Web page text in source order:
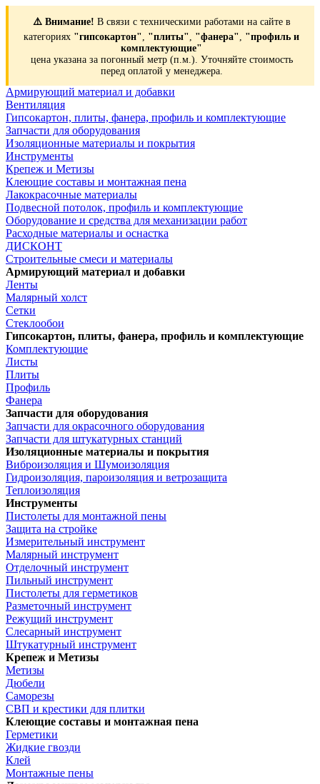
⚠️ Внимание! В связи с техническими работами на сайте в
категориях "гипсокартон", "плиты", "фанера", "профиль и
комплектующие"
цена указана за погонный метр (п.м.). Уточняйте стоимость
перед оплатой у менеджера.
Армирующий материал и добавки
Вентиляция
Гипсокартон, плиты, фанера, профиль и комплектующие
Запчасти для оборудования
Изоляционные материалы и покрытия
Инструменты
Крепеж и Метизы
Клеющие составы и монтажная пена
Лакокрасочные материалы
Подвесной потолок, профиль и комплектующие
Оборудование и средства для механизации работ
Расходные материалы и оснастка
ДИСКОНТ
Строительные смеси и материалы
Армирующий материал и добавки
Ленты
Малярный холст
Сетки
Стеклообои
Гипсокартон, плиты, фанера, профиль и комплектующие
Комплектующие
Листы
Плиты
Профиль
Фанера
Запчасти для оборудования
Запчасти для окрасочного оборудования
Запчасти для штукатурных станций
Изоляционные материалы и покрытия
Виброизоляция и Шумоизоляция
Гидроизоляция, пароизоляция и ветрозащита
Теплоизоляция
Инструменты
Пистолеты для монтажной пены
Защита на стройке
Измерительный инструмент
Малярный инструмент
Отделочный инструмент
Пильный инструмент
Пистолеты для герметиков
Разметочный инструмент
Режущий инструмент
Слесарный инструмент
Штукатурный инструмент
Крепеж и Метизы
Метизы
Дюбели
Саморезы
СВП и крестики для плитки
Клеющие составы и монтажная пена
Герметики
Жидкие гвозди
Клей
Монтажные пены